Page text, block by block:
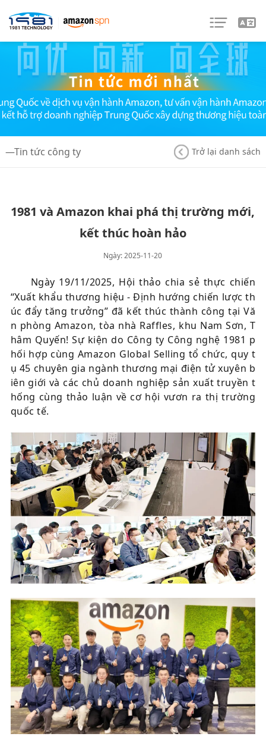
—Tin tức công ty Trở lại danh sách
1981 và Amazon khai phá thị trường mới,
kết thúc hoàn hảo
Ngày: 2025-11-20
Ngày 19/11/2025, Hội thảo chia sẻ thực chiến
“Xuất khẩu thương hiệu - Định hướng chiến lược th
úc đẩy tăng trưởng” đã kết thúc thành công tại Vă
n phòng Amazon, tòa nhà Raffles, khu Nam Sơn, T
hâm Quyến! Sự kiện do Công ty Công nghệ 1981 p
hối hợp cùng Amazon Global Selling tổ chức, quy t
ụ 45 chuyên gia ngành thương mại điện tử xuyên b
iên giới và các chủ doanh nghiệp sản xuất truyền t
hống cùng thảo luận về cơ hội vươn ra thị trường
quốc tế.